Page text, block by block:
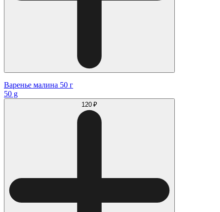
Варенье малина 50 г
50 g
120 ₽